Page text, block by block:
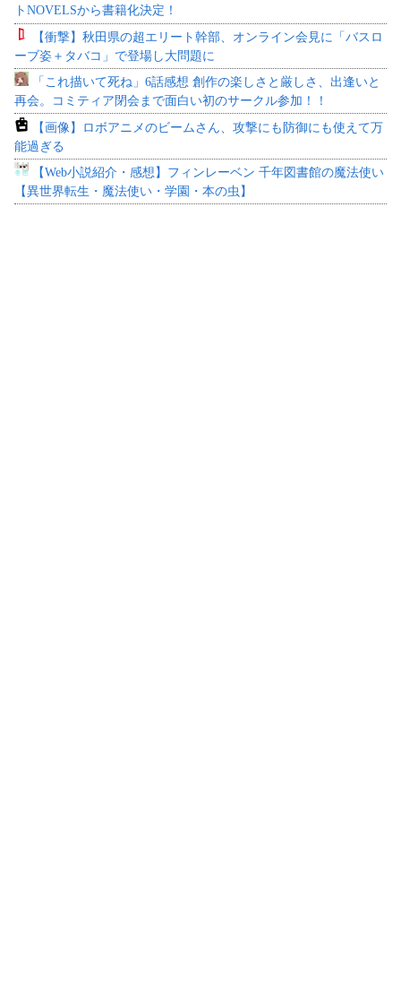
トNOVELSから書籍化決定！
【衝撃】秋田県の超エリート幹部、オンライン会見に「バスロ
ーブ姿＋タバコ」で登場し大問題に
「これ描いて死ね」6話感想 創作の楽しさと厳しさ、出逢いと
再会。コミティア閉会まで面白い初のサークル参加！！
【画像】ロボアニメのビームさん、攻撃にも防御にも使えて万
能過ぎる
【Web小説紹介・感想】フィンレーベン 千年図書館の魔法使い
【異世界転生・魔法使い・学園・本の虫】